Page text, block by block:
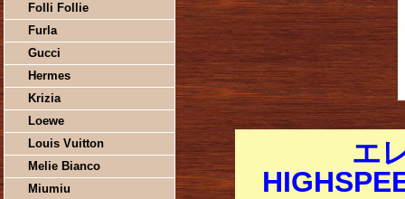
Folli Follie
Furla
Gucci
Hermes
Krizia
Loewe
Louis Vuitton
Melie Bianco
Miumiu
エ